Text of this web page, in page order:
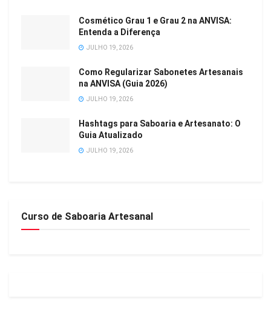
Cosmético Grau 1 e Grau 2 na ANVISA:
Entenda a Diferença
JULHO 19, 2026
Como Regularizar Sabonetes Artesanais
na ANVISA (Guia 2026)
JULHO 19, 2026
Hashtags para Saboaria e Artesanato: O
Guia Atualizado
JULHO 19, 2026
Curso de Saboaria Artesanal